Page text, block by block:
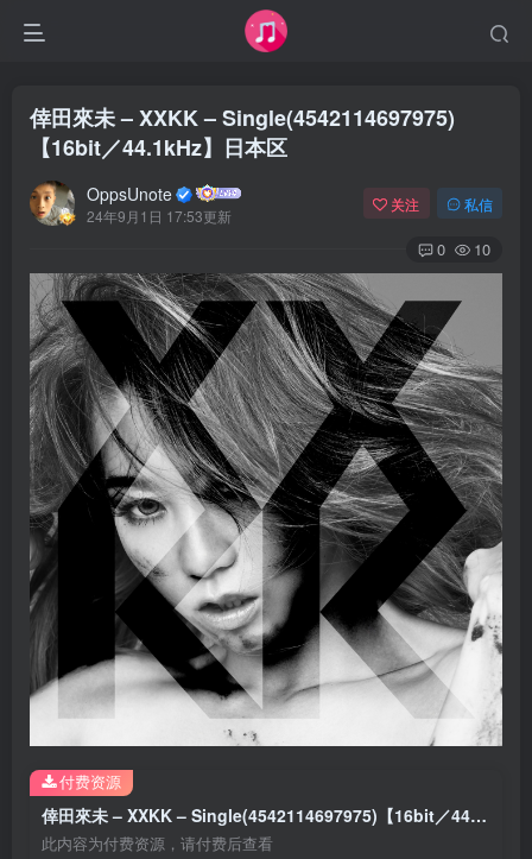
倖田來未 – XXKK – Single(4542114697975)
【16bit／44.1kHz】日本区
OppsUnote
24年9月1日 17:53更新
关注 私信
0 10
倖田來未 – XXKK – Single(4542114697975)【16bit／44.1kHz】日本区
此内容为付费资源，请付费后查看
付费资源